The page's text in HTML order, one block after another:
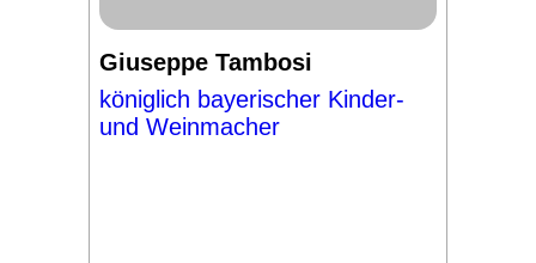
Giuseppe Tambosi
königlich bayerischer Kinder-
und Weinmacher